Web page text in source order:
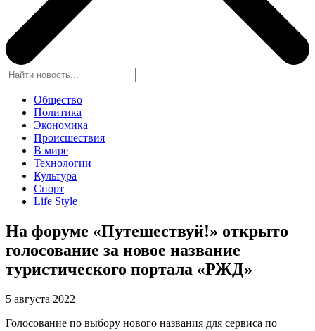
Общество
Политика
Экономика
Происшествия
В мире
Технологии
Культура
Спорт
Life Style
На форуме «Путешествуй!» открыто
голосование за новое название
туристического портала «РЖД»
5 августа 2022
Голосование по выбору нового названия для сервиса по